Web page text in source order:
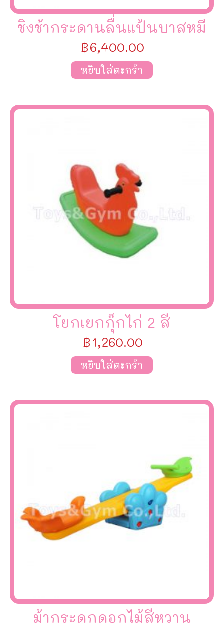
ชิงช้ากระดานลื่นแป้นบาสหมี
฿6,400.00
หยิบใส่ตะกร้า
โยกเยกกุ๊กไก่ 2 สี
฿1,260.00
หยิบใส่ตะกร้า
ม้ากระดกดอกไม้สีหวาน